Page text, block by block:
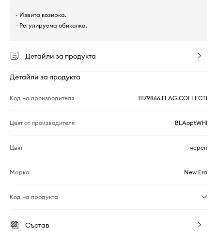
- Извита козирка.
- Регулируема обиколка.
Детайли за продукта
Детайли за продукта
Код на производителя 11179866.FLAG.COLLECTI
Цвят от производителя BLAoptWHI
Цвят черен
Марка New Era
Код на продукта
Състав